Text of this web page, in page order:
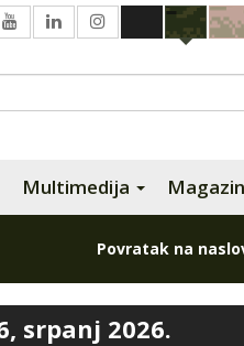
Multimedija Magazin
Povratak na
srpanj 2026.